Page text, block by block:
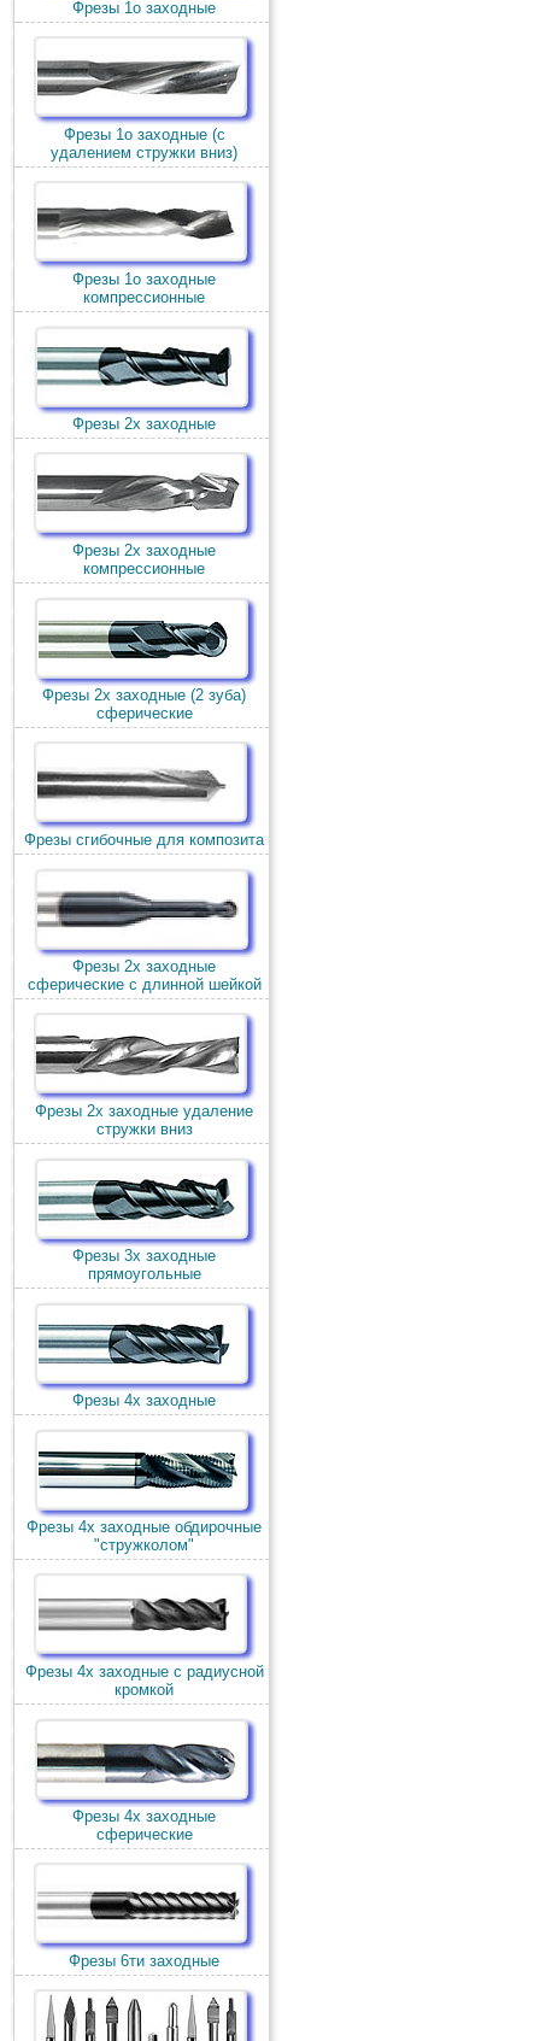
Фрезы 1о заходные
Фрезы 1о заходные (c
удалением стружки вниз)
Фрезы 1о заходные
компрессионные
Фрезы 2х заходные
Фрезы 2х заходные
компрессионные
Фрезы 2х заходные (2 зуба)
сферические
Фрезы сгибочные для композита
Фрезы 2х заходные
сферические с длинной шейкой
Фрезы 2х заходные удаление
стружки вниз
Фрезы 3х заходные
прямоугольные
Фрезы 4х заходные
Фрезы 4х заходные обдирочные
"стружколом"
Фрезы 4х заходные с радиусной
кромкой
Фрезы 4х заходные
сферические
Фрезы 6ти заходные